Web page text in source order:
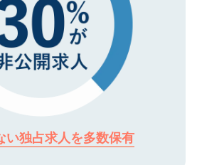
い独占求人を多数保有